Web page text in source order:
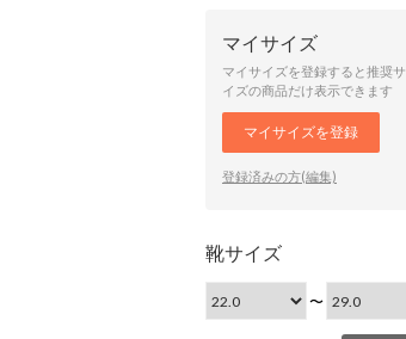
マイサイズ
マイサイズを登録すると推奨サ
イズの商品だけ表示できます
マイサイズを登録
登録済みの方(編集)
靴サイズ
〜